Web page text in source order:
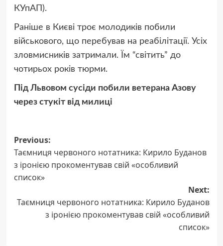
КУпАП).
Раніше в Києві троє молодиків побили
військового, що перебував на реабілітації. Усіх
зловмисників затримали. Їм “світить” до
чотирьох років тюрми.
Під Львовом сусіди побили ветерана Азову
через стукіт від милиці
Post
navigation
Previous:
Таємниця червоного нотатника: Кирило Буданов
з іронією прокоментував свій «особливий
список»
Next:
Таємниця червоного нотатника: Кирило Буданов
з іронією прокоментував свій «особливий
список»